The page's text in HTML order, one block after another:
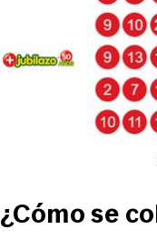
¿Cómo se